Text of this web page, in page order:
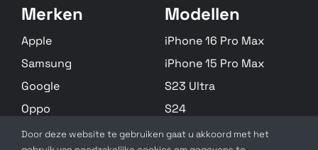
Merken
Apple
Samsung
Google
Oppo
Huawei
Modellen
iPhone 16 Pro Max
iPhone 15 Pro Max
S23 Ultra
S24
S22 Plus
Door deze website te gebruiken gaat u akkoord met het